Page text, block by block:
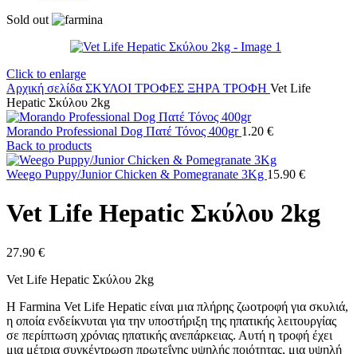
Sold out
Click to enlarge
Αρχική σελίδα ΣΚΥΛΟΙ ΤΡΟΦΕΣ ΞΗΡΑ ΤΡΟΦΗ Vet Life
Hepatic Σκύλου 2kg
Morando Professional Dog Πατέ Τόνος 400gr 1.20 €
Back to products
Weego Puppy/Junior Chicken & Pomegranate 3Kg 15.90 €
Vet Life Hepatic Σκύλου 2kg
27.90 €
Vet Life Hepatic Σκύλου 2kg
Η Farmina Vet Life Hepatic είναι μια πλήρης ζωοτροφή για σκυλιά,
η οποία ενδείκνυται για την υποστήριξη της ηπατικής λειτουργίας
σε περίπτωση χρόνιας ηπατικής ανεπάρκειας. Αυτή η τροφή έχει
μια μέτρια συγκέντρωση πρωτεΐνης υψηλής ποιότητας, μια υψηλή